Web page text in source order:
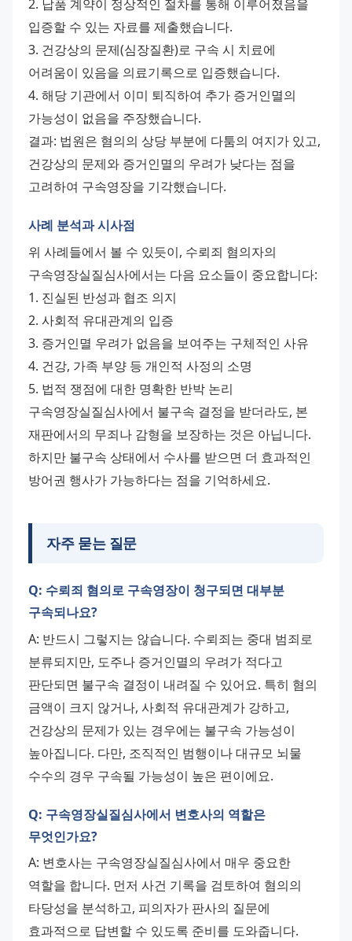
2. 납품 계약이 정상적인 절차를 통해 이루어졌음을
입증할 수 있는 자료를 제출했습니다.
3. 건강상의 문제(심장질환)로 구속 시 치료에
어려움이 있음을 의료기록으로 입증했습니다.
4. 해당 기관에서 이미 퇴직하여 추가 증거인멸의
가능성이 없음을 주장했습니다.
결과: 법원은 혐의의 상당 부분에 다툼의 여지가 있고,
건강상의 문제와 증거인멸의 우려가 낮다는 점을
고려하여 구속영장을 기각했습니다.
사례 분석과 시사점
위 사례들에서 볼 수 있듯이, 수뢰죄 혐의자의
구속영장실질심사에서는 다음 요소들이 중요합니다:
1. 진실된 반성과 협조 의지
2. 사회적 유대관계의 입증
3. 증거인멸 우려가 없음을 보여주는 구체적인 사유
4. 건강, 가족 부양 등 개인적 사정의 소명
5. 법적 쟁점에 대한 명확한 반박 논리
구속영장실질심사에서 불구속 결정을 받더라도, 본
재판에서의 무죄나 감형을 보장하는 것은 아닙니다.
하지만 불구속 상태에서 수사를 받으면 더 효과적인
방어권 행사가 가능하다는 점을 기억하세요.
자주 묻는 질문
Q: 수뢰죄 혐의로 구속영장이 청구되면 대부분
구속되나요?
A: 반드시 그렇지는 않습니다. 수뢰죄는 중대 범죄로
분류되지만, 도주나 증거인멸의 우려가 적다고
판단되면 불구속 결정이 내려질 수 있어요. 특히 혐의
금액이 크지 않거나, 사회적 유대관계가 강하고,
건강상의 문제가 있는 경우에는 불구속 가능성이
높아집니다. 다만, 조직적인 범행이나 대규모 뇌물
수수의 경우 구속될 가능성이 높은 편이에요.
Q: 구속영장실질심사에서 변호사의 역할은
무엇인가요?
A: 변호사는 구속영장실질심사에서 매우 중요한
역할을 합니다. 먼저 사건 기록을 검토하여 혐의의
타당성을 분석하고, 피의자가 판사의 질문에
효과적으로 답변할 수 있도록 준비를 도와줍니다.